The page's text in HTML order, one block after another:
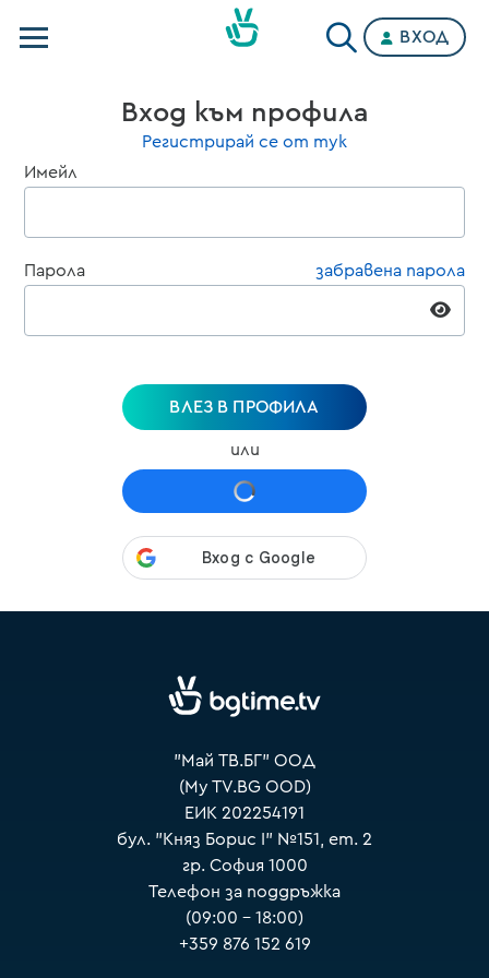
Категории
ВХОД
Вход към профила
Регистрирай се от тук
Имейл
Парола забравена парола
ВЛЕЗ В ПРОФИЛА
или
"Май ТВ.БГ" ООД
(My TV.BG OOD)
ЕИК 202254191
бул. "Княз Борис I" №151, ет. 2
гр. София 1000
Телефон за поддръжка
(09:00 – 18:00)
+359 876 152 619